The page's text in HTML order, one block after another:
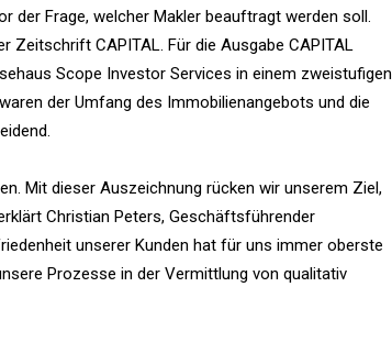
der Frage, welcher Makler beauftragt werden soll.
Zeitschrift CAPITAL. Für die Ausgabe CAPITAL
Scope Investor Services in einem zweistufigen
der Umfang des Immobilienangebots und die
Mit dieser Auszeichnung rücken wir unserem Ziel,
Christian Peters, Geschäftsführender
unserer Kunden hat für uns immer oberste
Prozesse in der Vermittlung von qualitativ